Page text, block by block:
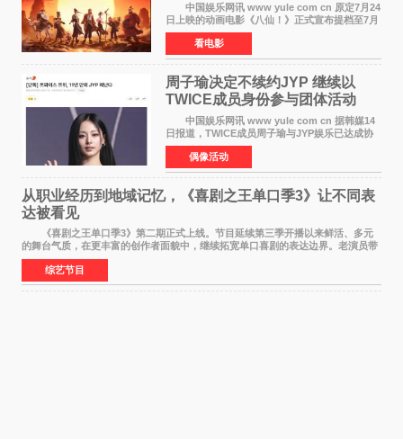
中国娱乐网讯 www yule com cn 原定7月24
日上映的动画电影《八仙！》正式宣布提档至7月
18日。这部国风动画大片将八仙过海，各显神通
这句刻在国人DNA里的俗语玩出了新花样——影
片讲述凡人
看电影
周子瑜决定不续约JYP 继续以
TWICE成员身份参与团体活动
中国娱乐网讯 www yule com cn 据韩媒14
日报道，TWICE成员周子瑜与JYP娱乐已达成协
议，不再续签个人专属合约，但她将继续参与
TWICE的完整团体活动。 周子瑜于2015年通
过生存节目《SIXTE
偶像活动
从职业经历到地域记忆，《喜剧之王单口季3》让不同表
达被看见
《喜剧之王单口季3》第二期正式上线。节目延续第三季开播以来鲜活、多元
的舞台气质，在更丰富的创作者面貌中，继续拓宽单口喜剧的表达边界。老演员带
着更加成熟的文本与舞台掌控回归，新面孔则
综艺节目